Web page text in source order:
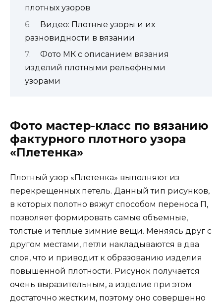
плотных узоров
Видео: Плотные узоры и их
разновидности в вязании
Фото МК с описанием вязания
изделий плотными рельефными
узорами
Фото мастер-класс по вязанию
фактурного плотного узора
«Плетенка»
Плотный узор «Плетенка» выполняют из
перекрещенных петель. Данный тип рисунков,
в которых полотно вяжут способом переноса П,
позволяет формировать самые объемные,
толстые и теплые зимние вещи. Меняясь друг с
другом местами, петли накладываются в два
слоя, что и приводит к образованию изделия
повышенной плотности. Рисунок получается
очень выразительным, а изделие при этом
достаточно жестким, поэтому оно совершенно